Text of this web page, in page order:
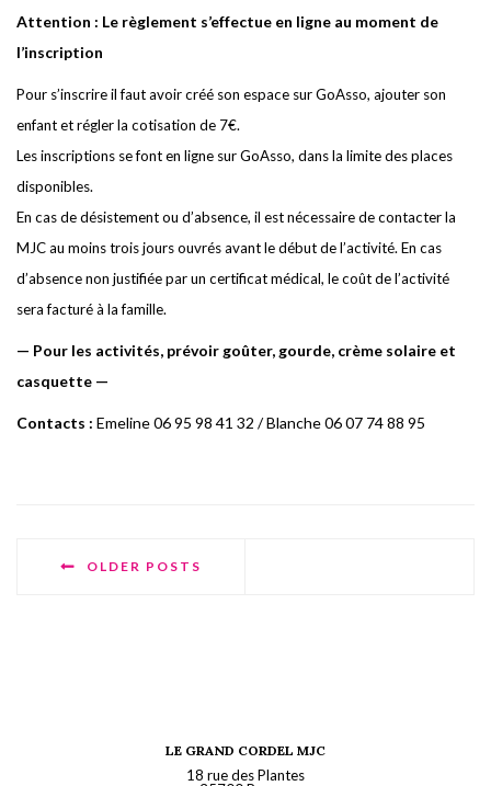
Attention : Le règlement s’effectue en ligne au moment de
l’inscription
Pour s’inscrire il faut avoir créé son espace sur GoAsso, ajouter son
enfant et régler la cotisation de 7€.
Les inscriptions se font en ligne sur GoAsso, dans la limite des places
disponibles.
En cas de désistement ou d’absence, il est nécessaire de contacter la
MJC au moins trois jours ouvrés avant le début de l’activité. En cas
d’absence non justifiée par un certificat médical, le coût de l’activité
sera facturé à la famille.
— Pour les activités, prévoir goûter, gourde, crème solaire et
casquette —
Contacts : Emeline 06 95 98 41 32 /Blanche 06 07 74 88 95
OLDER POSTS
LE GRAND CORDEL MJC
18 rue des Plantes